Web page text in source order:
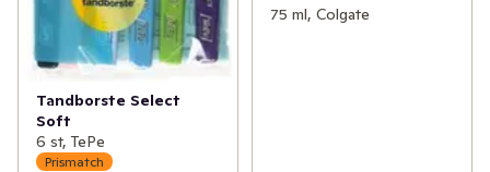
Tandborste Select
Soft
6 st, TePe
Prismatch
75 ml, Colgate